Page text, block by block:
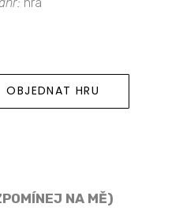
OBJEDNAT HRU
NA MĚ)